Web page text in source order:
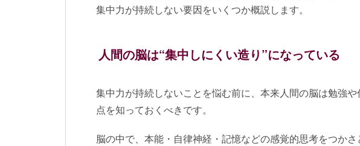
集中力が持続しない要因をいくつか概説します。
人間の脳は“集中しにくい造り”になっている
集中力が持続しないことを悩む前に、本来人間の脳は勉強
点を知っておくべきです。
脳の中で、本能・自律神経・記憶などの感覚的思考をつか